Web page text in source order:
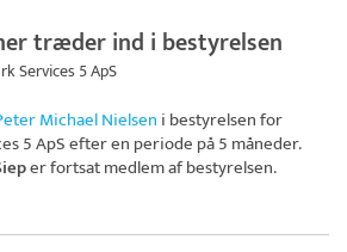
træder ind i bestyrelsen
Services 5 ApS
Michael Nielsen i bestyrelsen for
5 ApSefter en periode på 5 måneder.
er fortsat medlem af bestyrelsen.